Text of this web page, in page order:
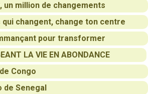
un million de changements
qui changent, change ton centre
pour transformer
LA VIE EN ABONDANCE
Congo
de Senegal